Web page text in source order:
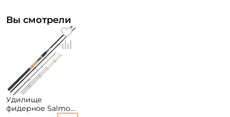
Вы смотрели
Удилище
фидерное Salmo